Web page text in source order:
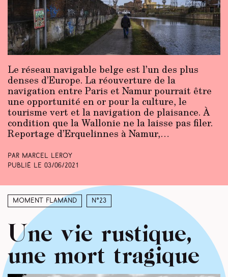
Le réseau navigable belge est l’un des plus
denses d’Europe. La réouverture de la
navigation entre Paris et Namur pourrait être
une opportunité en or pour la culture, le
tourisme vert et la navigation de plaisance. À
condition que la Wallonie ne la laisse pas filer.
Reportage d’Erquelinnes à Namur,…
Par Marcel Leroy
Publié le 03/06/2021
Moment Flamand N°23
Une vie rustique,
une mort tragique